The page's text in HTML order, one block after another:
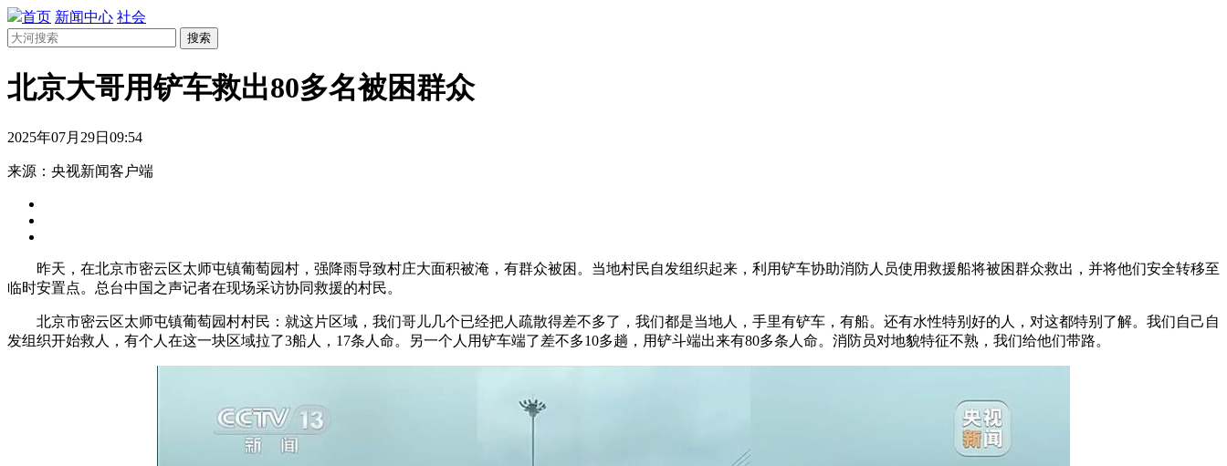
首页 新闻中心 社会
搜索
北京大哥用铲车救出80多名被困群众
2025年07月29日09:54
来源：央视新闻客户端
昨天，在北京市密云区太师屯镇葡萄园村，强降雨导致村庄大面积被淹，有群众被困。当地村民自发组织起来，利用铲车协助消防人员使用救援船将被困群众救出，并将他们安全转移至
临时安置点。总台中国之声记者在现场采访协同救援的村民。
北京市密云区太师屯镇葡萄园村村民：就这片区域，我们哥儿几个已经把人疏散得差不多了，我们都是当地人，手里有铲车，有船。还有水性特别好的人，对这都特别了解。我们自己自
发组织开始救人，有个人在这一块区域拉了3船人，17条人命。另一个人用铲车端了差不多10多趟，用铲斗端出来有80多条人命。消防员对地貌特征不熟，我们给他们带路。